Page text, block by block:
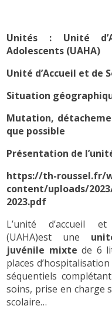
Unités : Unité
Adolescents (UAHA)
Unité d’Accueil et de
Situation
Mutation,
que possible
Présentation de
https://th-roussel.fr/
content/uploads/
2023.pdf
L’unité d’accueil et
(UAHA)est une
juvénile mixte de 6
places
séquentiels
soins, prise en charge
scolaire…